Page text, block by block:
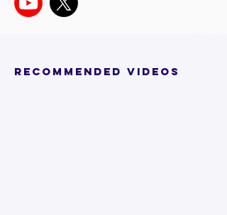
RECOMMENDED VIDEOS